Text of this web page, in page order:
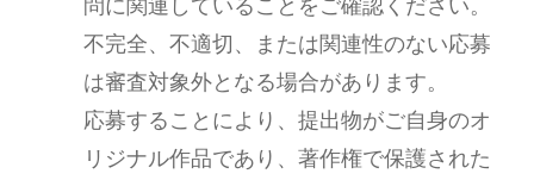
問に関連していることをご確認ください。
不完全、不適切、または関連性のない応募
は審査対象外となる場合があります。
応募することにより、提出物がご自身のオ
リジナル作品であり、著作権で保護された